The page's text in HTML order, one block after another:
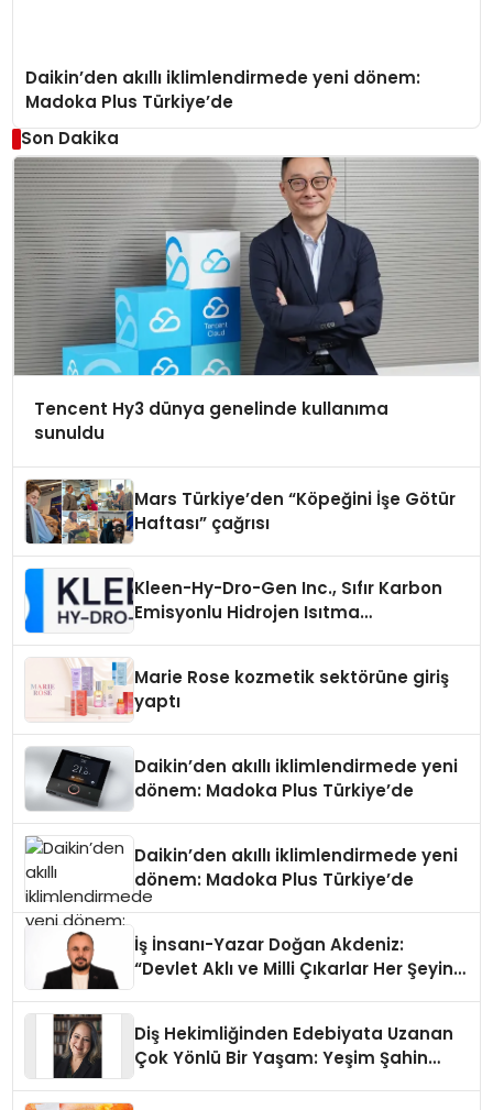
Daikin’den akıllı iklimlendirmede yeni dönem:
Madoka Plus Türkiye’de
Son Dakika
Tencent Hy3 dünya genelinde kullanıma
sunuldu
Mars Türkiye’den “Köpeğini İşe Götür
Haftası” çağrısı
Kleen-Hy-Dro-Gen Inc., Sıfır Karbon
Emisyonlu Hidrojen Isıtma
Marie Rose kozmetik sektörüne giriş
yaptı
Daikin’den akıllı iklimlendirmede yeni
dönem: Madoka Plus Türkiye’de
Daikin’den akıllı iklimlendirmede yeni
dönem: Madoka Plus Türkiye’de
İş İnsanı-Yazar Doğan Akdeniz:
“Devlet Aklı ve Milli Çıkarlar Her Şeyin
Diş Hekimliğinden Edebiyata Uzanan
Çok Yönlü Bir Yaşam: Yeşim Şahin